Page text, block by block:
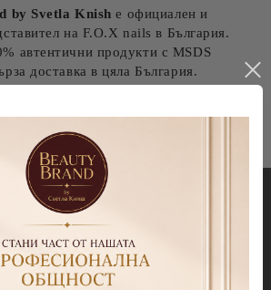
by Svetla Knish е официален и
на F.O.X nails в България.
автентични продукти с MSDS
доставка в цяла България.
14 ml
Shot 5гр.
Декорации
Blooming gel
Slime gel
Гел бои